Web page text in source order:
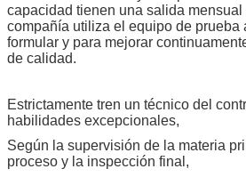
capacidad tienen una salida mensual
compañía utiliza el equipo de prueba
formular y para mejorar
de calidad.
Estrictamente tren un técnico del
habilidades excepcionales,
Según la supervisión de la materia
proceso y la inspección final,